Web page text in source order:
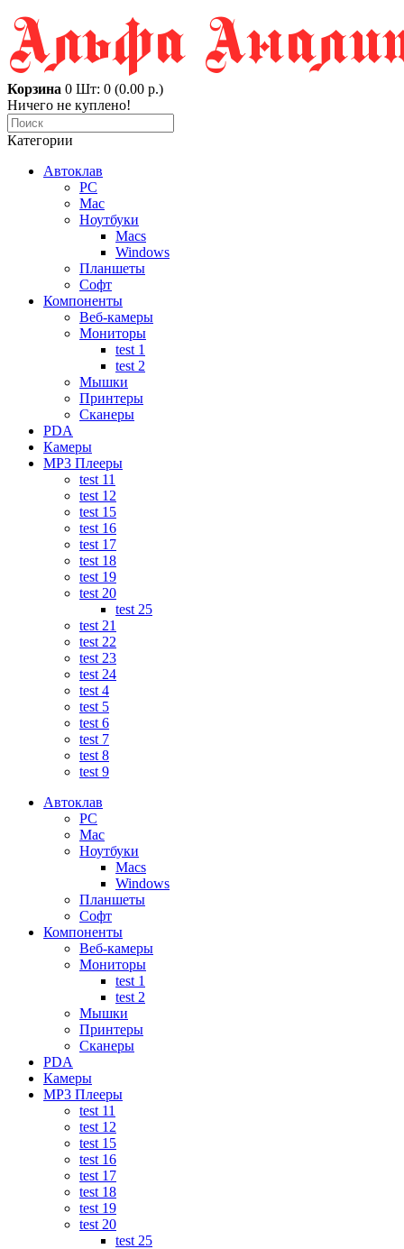
Корзина 0 Шт: 0 (0.00 р.)
Ничего не куплено!
Категории
Автоклав
PC
Mac
Ноутбуки
Macs
Windows
Планшеты
Софт
Компоненты
Веб-камеры
Мониторы
test 1
test 2
Мышки
Принтеры
Сканеры
PDA
Камеры
MP3 Плееры
test 11
test 12
test 15
test 16
test 17
test 18
test 19
test 20
test 25
test 21
test 22
test 23
test 24
test 4
test 5
test 6
test 7
test 8
test 9
Автоклав
PC
Mac
Ноутбуки
Macs
Windows
Планшеты
Софт
Компоненты
Веб-камеры
Мониторы
test 1
test 2
Мышки
Принтеры
Сканеры
PDA
Камеры
MP3 Плееры
test 11
test 12
test 15
test 16
test 17
test 18
test 19
test 20
test 25